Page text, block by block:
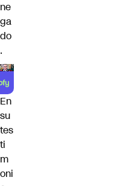
ne
ga
do
.
En
su
tes
ti
m
oni